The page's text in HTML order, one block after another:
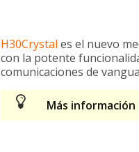
H30Crystal es el nuevo
con la potente
comunicaciones de
Más información